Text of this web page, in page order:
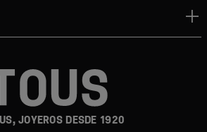
JOYEROS DESDE 1920